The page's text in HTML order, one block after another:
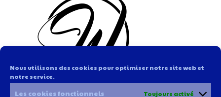
Nous utilisons des cookies pour optimiser notre site web et
notre service.
Les cookies fonctionnels Toujours activé